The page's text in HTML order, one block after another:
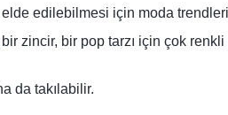
edilebilmesi için moda
zincir, bir pop tarzı için çok renkli
da takılabilir.